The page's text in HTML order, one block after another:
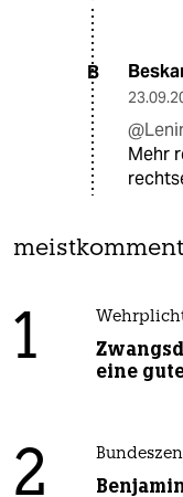
B
Mehr
1
eine
2